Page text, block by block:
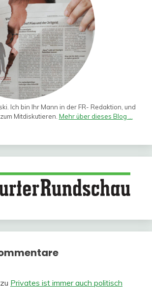
Ich bin Ihr Mann in der FR- Redaktion, und
Mitdiskutieren. Mehr über dieses Blog ...
zu Privates ist immer auch politisch